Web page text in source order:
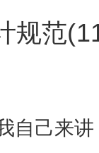
规范
自己来